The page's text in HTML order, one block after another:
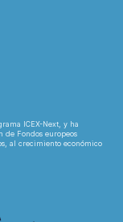
ICEX-Next, y ha
de Fondos europeos
al crecimiento económico